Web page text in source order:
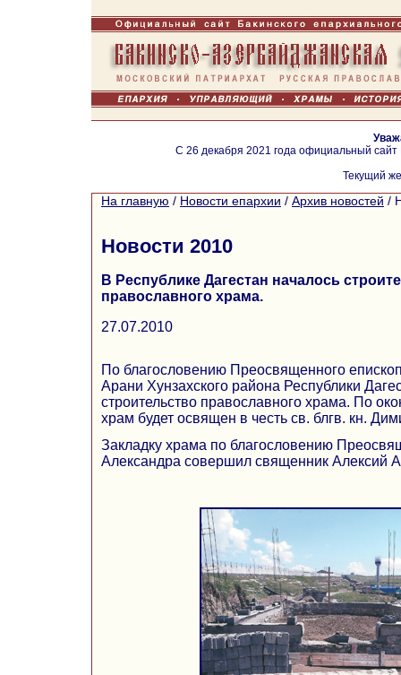
С 26 декабря 2021 года официальный
Текущий
На главную / Новости епархии / Архив новостей /
Новости 2010
В Республике Дагестан началось
православного храма.
27.07.2010
По благословению Преосвященного
Арани Хунзахского района Республики
строительство православного храма. По
храм будет освящен в честь св. блгв. кн.
Закладку храма по благословению
Александра совершил священник Алексий